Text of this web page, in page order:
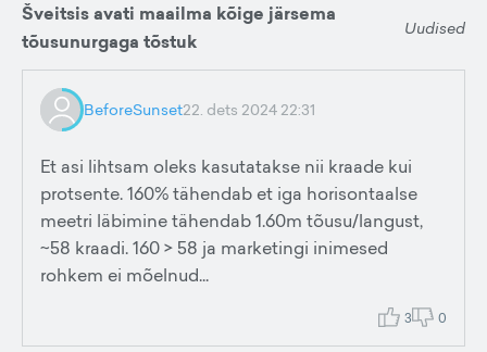
Šveitsis avati maailma kõige järsema
tõusunurgaga tõstuk
Uudised
BeforeSunset22. dets 2024 22:31
Et asi lihtsam oleks kasutatakse nii kraade kui
protsente. 160% tähendab et iga horisontaalse
meetri läbimine tähendab 1.60m tõusu/langust,
~58 kraadi. 160 > 58 ja marketingi inimesed
rohkem ei mõelnud...
3 0